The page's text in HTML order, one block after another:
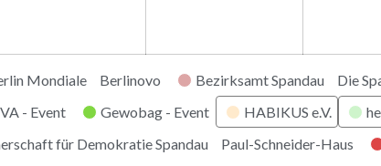
Mondiale Berlinovo Bezirksamt Spandau
Die
- Event Gewobag - Event HABIKUS e.V.
für Demokratie Spandau Paul-Schneider-Haus